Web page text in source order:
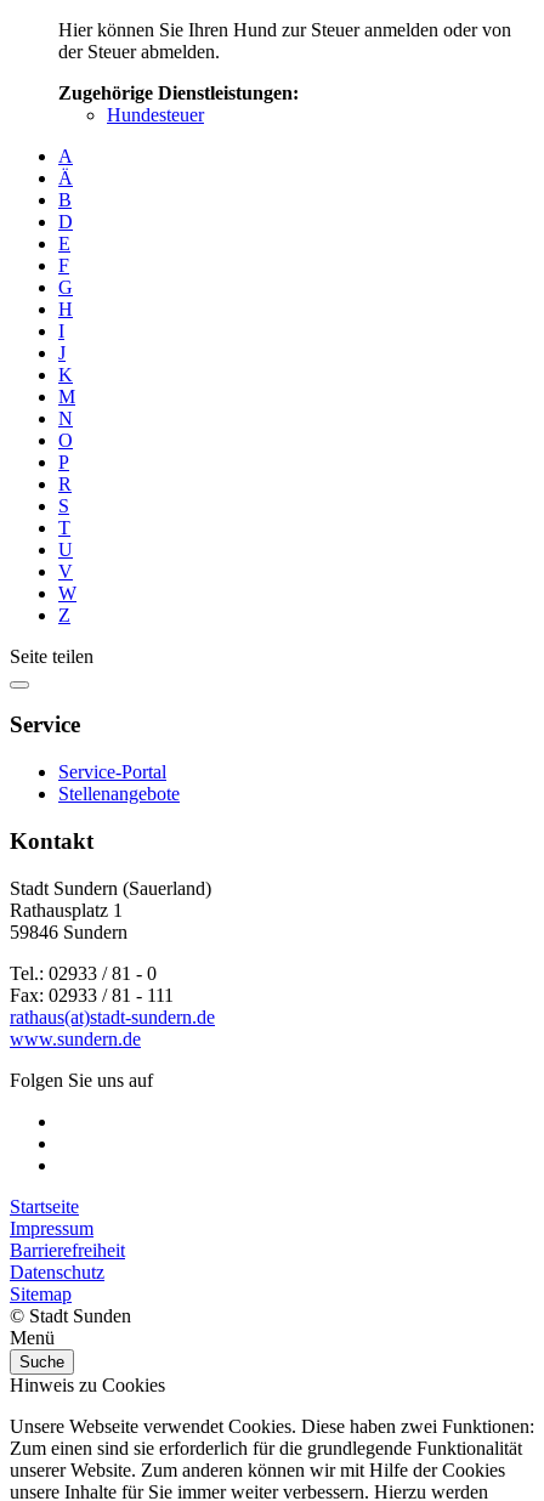
Hier können Sie Ihren Hund zur Steuer anmelden oder von
der Steuer abmelden.
Zugehörige Dienstleistungen:
Hundesteuer
A
Ä
B
D
E
F
G
H
I
J
K
M
N
O
P
R
S
T
U
V
W
Z
Seite teilen
Service
Service-Portal
Stellenangebote
Kontakt
Stadt Sundern (Sauerland)
Rathausplatz 1
59846 Sundern
Tel.: 02933 / 81 - 0
Fax: 02933 / 81 - 111
rathaus(at)stadt-sundern.de
www.sundern.de
Folgen Sie uns auf
Startseite
Impressum
Barrierefreiheit
Datenschutz
Sitemap
© Stadt Sunden
Menü
Suche
Hinweis zu Cookies
Unsere Webseite verwendet Cookies. Diese haben zwei Funktionen:
Zum einen sind sie erforderlich für die grundlegende Funktionalität
unserer Website. Zum anderen können wir mit Hilfe der Cookies
unsere Inhalte für Sie immer weiter verbessern. Hierzu werden